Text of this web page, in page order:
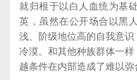
就归根于以白人血统为基
英，虽然在公开场合以黑
浅、阶级地位高的自我意
冷漠。和其他种族群体一
越条件在内部造成了难以弥